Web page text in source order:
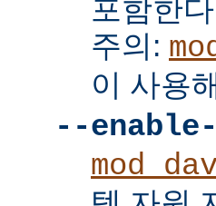
포함한
주의:
이 사용
--